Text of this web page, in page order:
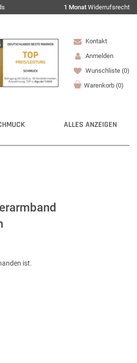
1 Monat Widerrufsrecht
Kontakt
Anmelden
Wunschliste (0)
Warenkorb (0)
ALLES ANZEIGEN
ist.